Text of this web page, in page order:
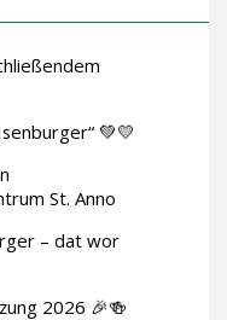
💚💛
St. Anno
– dat wor
2026 🎉🍻